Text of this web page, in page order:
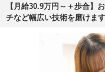
【月給30.9万円～＋歩合】
チなど幅広い技術を磨けま